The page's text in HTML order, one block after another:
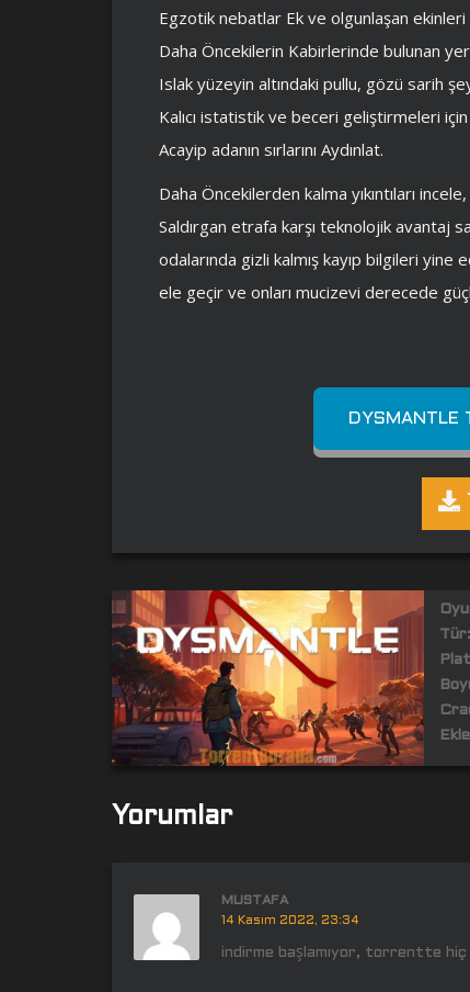
Egzotik nebatlar Ek ve olgunlaşan
Daha Öncekilerin Kabirlerinde bulunan
Islak yüzeyin altındaki pullu, gözü sarih
Kalıcı istatistik ve beceri geliştirmeleri
Acayip adanın sırlarını Aydınlat.
Daha Öncekilerden kalma yıkıntıları
Saldırgan etrafa karşı teknolojik avantaj
odalarında gizli kalmış kayıp bilgileri
ele geçir ve onları mucizevi derecede
DYSMANTLE
Tür:
Yorumlar
MUSTAFA
14 Kasım 2022, 23:34
indirme başlamıyor, torrentte hiç